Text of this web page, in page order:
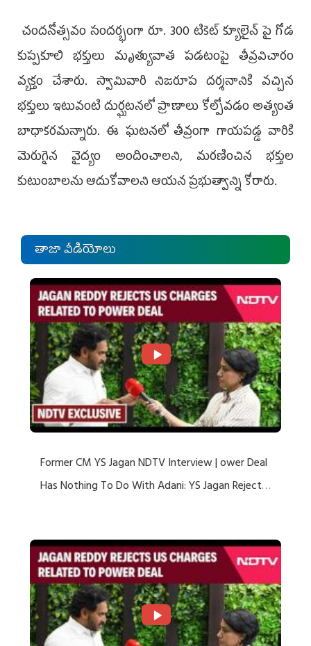
చందనోత్సవం సందర్భంగా రూ. 300 టికెట్‌ క్యూలైన్‌ పై గోడ
కుప్పకూలి భక్తులు మృత్యువాత పడటంపై తీవ్రవిచారం
వ్యక్తం చేశారు. స్వామివారి నిజరూప దర్శనానికి వచ్చిన
భక్తులు ఇటువంటి దుర్ఘటనలో ప్రాణాలు కోల్పోవడం అత్యంత
బాధాకరమన్నారు. ఈ ఘటనలో తీవ్రంగా గాయపడ్డ వారికి
మెరుగైన వైద్యం అందించాలని, మరణించిన భక్తుల
కుటుంబాలను ఆదుకోవాలని ఆయన ప్రభుత్వాన్ని కోరారు.
తాజా వీడియోలు
Former CM YS Jagan NDTV Interview | ower Deal
Has Nothing To Do With Adani: YS Jagan Rejects